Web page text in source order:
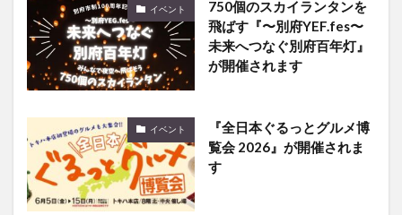
イベント
750個のスカイランタンを
飛ばす『〜別府YEF.fes〜
未来へつなぐ別府百年灯』
が開催されます
イベント
『全日本ぐるっとグルメ博
覧会 2026』が開催されま
す